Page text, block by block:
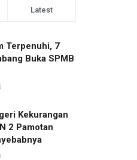
Latest
Terpenuhi, 7
Buka SPMB
Kekurangan
2 Pamotan